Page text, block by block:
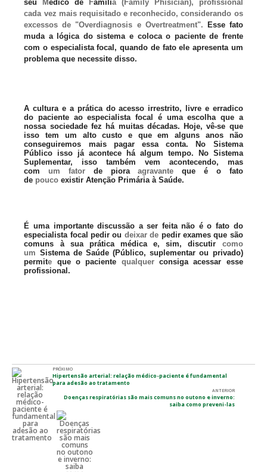
seu Médico de Família (Family Phisician), profissional
cada vez mais requisitado e reconhecido, considerando os
excessos de "Overdiagnosis e Overtreatment".
Esse fato
muda a lógica do sistema e coloca o paciente de frente
com o especialista focal, quando de fato ele apresenta um
problema que necessite disso.
A cultura e a prática do acesso irrestrito, livre e erradico
do paciente ao especialista focal é uma escolha que a
nossa sociedade fez há muitas décadas. Hoje, vê-se que
isso tem um alto custo e que em alguns anos não
conseguiremos mais pagar essa conta. No Sistema
Público isso já acontece há algum tempo. No Sistema
Suplementar, isso também vem acontecendo, mas
comum fator de pioraagravante que é o fato
de pouco existir Atenção Primária à Saúde.
É uma importante discussão a ser feita não é o fato do
especialista focal pedir ou deixar de pedir exames que são
comuns à sua prática médica e, sim, discutir como
um Sistema de Saúde (Público, suplementar ou privado)
permite que o paciente qualquerconsiga acessar esse
profissional.
PRÓXIMO
Hipertensão arterial: relação médico-paciente é fundamental
para adesão ao tratamento
ANTERIOR
Doenças respiratórias são mais comuns no outono e inverno:
saiba como preveni-las